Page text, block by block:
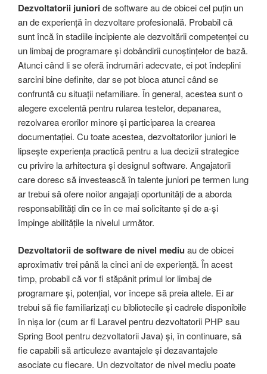
Dezvoltatorii junioride software au de obicei cel puțin un
an de experiență în dezvoltare profesională. Probabil că
sunt încă în stadiile incipiente ale dezvoltării competenței cu
un limbaj de programare și dobândirii cunoștințelor de bază.
Atunci când li se oferă îndrumări adecvate, ei pot îndeplini
sarcini bine definite, dar se pot bloca atunci când se
confruntă cu situații nefamiliare. În general, acestea sunt o
alegere excelentă pentru rularea testelor, depanarea,
rezolvarea erorilor minore și participarea la crearea
documentației. Cu toate acestea, dezvoltatorilor juniori le
lipsește experiența practică pentru a lua decizii strategice
cu privire la arhitectura și designul software. Angajatorii
care doresc să investească în talente juniori pe termen lung
ar trebui să ofere noilor angajați oportunități de a aborda
responsabilități din ce în ce mai solicitante și de a-și
împinge abilitățile la nivelul următor.
Dezvoltatorii de softwarede nivel mediu au de obicei
aproximativ trei până la cinci ani de experiență. În acest
timp, probabil că vor fi stăpânit primul lor limbaj de
programare și, potențial, vor începe să preia altele. Ei ar
trebui să fie familiarizați cu bibliotecile și cadrele disponibile
în nișa lor (cum ar fi Laravel pentru dezvoltatorii PHP sau
Spring Boot pentru dezvoltatorii Java) și, în continuare, să
fie capabili să articuleze avantajele și dezavantajele
asociate cu fiecare. Un dezvoltator de nivel mediu poate